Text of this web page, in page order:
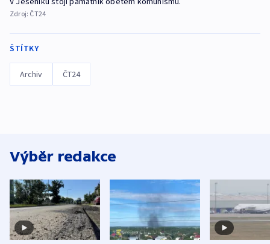
Zdroj: ČT24
ŠTÍTKY
Archiv ČT24
Výběr redakce